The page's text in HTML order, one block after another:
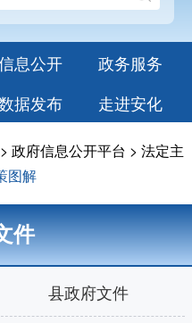
息公开
政务服务
据发布 走进安化
> 政府信息公开平台 > 法定主
图解
件
县政府文件